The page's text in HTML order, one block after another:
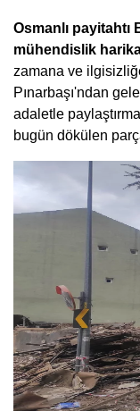
Osmanlı
mühendislik
zamana ve
Pınarbaşı'ndan
adaletle
bugün dökülen